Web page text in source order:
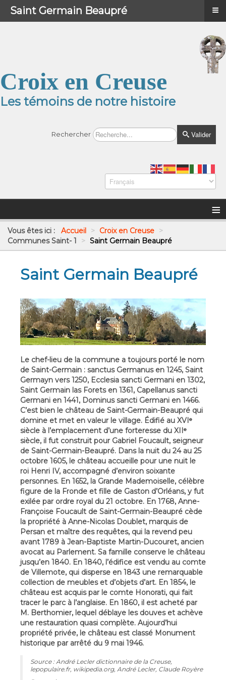
Croix en Creuse
Les témoins de notre histoire
Rechercher Valider
≡
Vous êtes ici : Accueil > Croix en Creuse >
Communes Saint- 1
> Saint Germain Beaupré
Saint Germain Beaupré
Le chef-lieu de la commune a toujours porté le nom
de Saint-Germain : sanctus Germanus en 1245, Saint
Germayn vers 1250, Ecclesia sancti Germani en 1302,
Saint Germain las Forets en 1361, Capellanus sancti
Germani en 1441, Dominus sancti Germani en 1466.
C’est bien le château de Saint-Germain-Beaupré qui
domine et met en valeur le village. Édifié au XVIᵉ
siècle à l’emplacement d’une forteresse du XIIᵉ
siècle, il fut construit pour Gabriel Foucault, seigneur
de Saint-Germain-Beaupré. Dans la nuit du 24 au 25
octobre 1605, le château accueille pour une nuit le
roi Henri IV, accompagné d’environ soixante
personnes. En 1652, la Grande Mademoiselle, célèbre
figure de la Fronde et fille de Gaston d’Orléans, y fut
exilée par ordre royal du 21 octobre. En 1768, Anne-
Françoise Foucault de Saint-Germain-Beaupré cède
la propriété à Anne-Nicolas Doublet, marquis de
Persan et maître des requêtes, qui la revend peu
avant 1789 à Jean-Baptiste Martin-Ducouret, ancien
avocat au Parlement. Sa famille conserve le château
jusqu’en 1840. En 1840, l’édifice est vendu au comte
de Villemote, qui disperse en 1843 une remarquable
collection de meubles et d’objets d’art. En 1854, le
château est acquis par le comte Honorati, qui fait
tracer le parc à l’anglaise. En 1860, il est acheté par
M. Berthomier, lequel déblaye les douves et achève
une restauration quasi complète. Aujourd’hui
propriété privée, le château est classé Monument
historique par arrêté du 9 mai 1946.
Source : André Lecler dictionnaire de la Creuse,
lepopulaire.fr, wikipedia.org, André Lecler, Claude Royère
Menu ≡
Saint Germain Beaupré ≡